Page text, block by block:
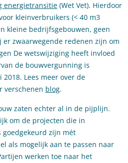
energietransitie (Wet Vet). Hierdoor
kleinverbruikers (< 40 m3
kleine bedrijfsgebouwen, geen
zwaarwegende redenen zijn om
De wetswijziging heeft invloed
de bouwvergunning is
Lees meer over de
verschenen blog.
zaten echter al in de pijplijn.
om de projecten die in
zijn mét
als mogelijk aan te passen naar
werken toe naar het